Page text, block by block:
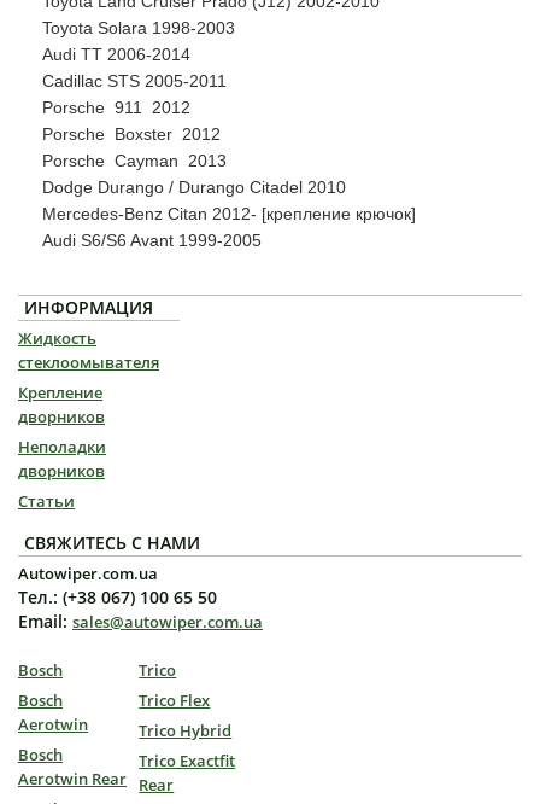
Toyota Solara 1998-2003
Audi TT 2006-2014
Cadillac STS 2005-2011
Porsche 911 2012
Porsche Boxster 2012
Porsche Cayman 2013
Dodge Durango / Durango Citadel 2010
Mercedes-Benz Citan 2012- [крепление крючок]
Audi S6/S6 Avant 1999-2005
ИНФОРМАЦИЯ
Жидкость
стеклоомывателя
Крепление
дворников
Неполадки
дворников
Статьи
СВЯЖИТЕСЬ С НАМИ
Autowiper.com.ua
Тел.: (+38 067) 100 65 50
Email: sales@autowiper.com.ua
Bosch
Bosch
Aerotwin
Bosch
Aerotwin Rear
Trico
Trico Flex
Trico Hybrid
Trico Exactfit
Rear